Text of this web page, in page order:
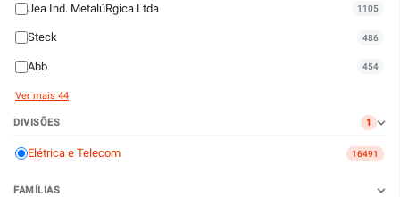
Jea Ind. MetalúRgica Ltda 1105
Steck 486
Abb 454
Ver mais 44
DIVISÕES 1
Elétrica e Telecom 16491
FAMÍLIAS